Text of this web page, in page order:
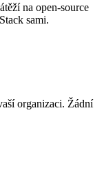
na open-source
sami.
organizaci. Žádní